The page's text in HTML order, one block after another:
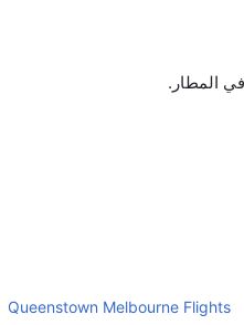
المطار.
Queenstown Melbourne Flights